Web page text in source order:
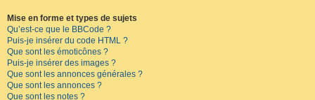
Mise en forme et types de sujets
Qu’est-ce que le BBCode ?
Puis-je insérer du code HTML ?
Que sont les émoticônes ?
Puis-je insérer des images ?
Que sont les annonces générales ?
Que sont les annonces ?
Que sont les notes ?